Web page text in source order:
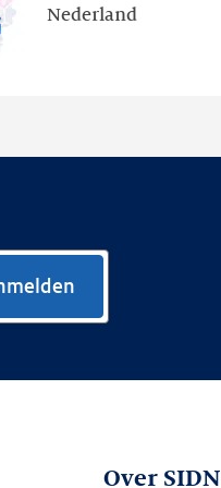
Nederland
Over SIDN